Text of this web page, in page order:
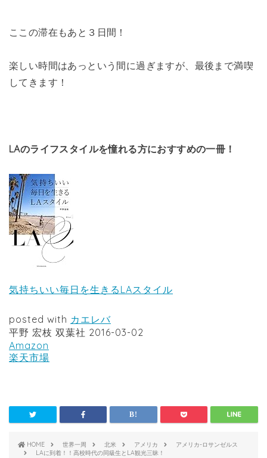
ここの滞在もあと３日間！
楽しい時間はあっという間に過ぎますが、最後まで満喫
してきます！
LAのライフスタイルを憧れる方におすすめの一冊！
気持ちいい毎日を生きるLAスタイル
posted with カエレバ
平野 宏枝 双葉社 2016-03-02
Amazon
楽天市場
HOME 世界一周 北米 アメリカ
アメリカ-ロサンゼルス
LAに到着！！高校時代の同級生とLA観光三昧！